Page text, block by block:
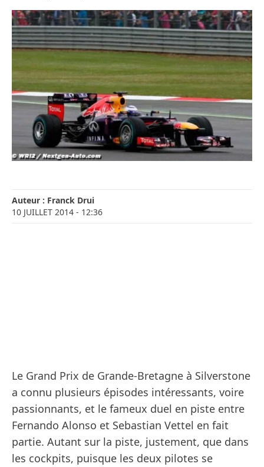
Auteur : Franck Drui
10 JUILLET 2014 - 12:36
Le Grand Prix de Grande-Bretagne à Silverstone
a connu plusieurs épisodes intéressants, voire
passionnants, et le fameux duel en piste entre
Fernando Alonso et Sebastian Vettel en fait
partie. Autant sur la piste, justement, que dans
les cockpits, puisque les deux pilotes se